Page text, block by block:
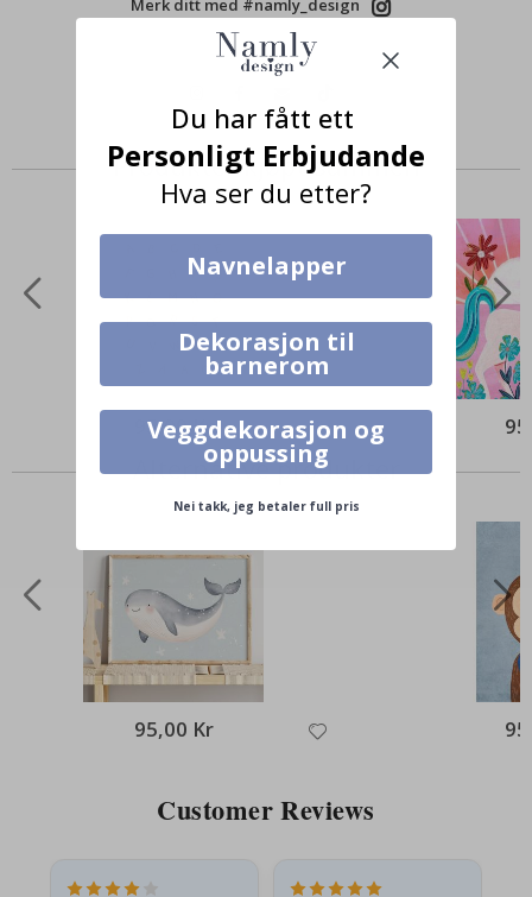
Merk ditt med #namly_design
Produkter kjøpt sammen
95,00 Kr
Alternative produkter
95,00 Kr
Customer Reviews
Du har fått ett
Personligt Erbjudande
Hva ser du etter?
Navnelapper
Dekorasjon til
barnerom
Veggdekorasjon og
oppussing
Nei takk, jeg betaler full pris